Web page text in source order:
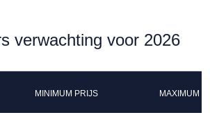
verwachting voor 2026
MINIMUM PRIJS MAXIMUM